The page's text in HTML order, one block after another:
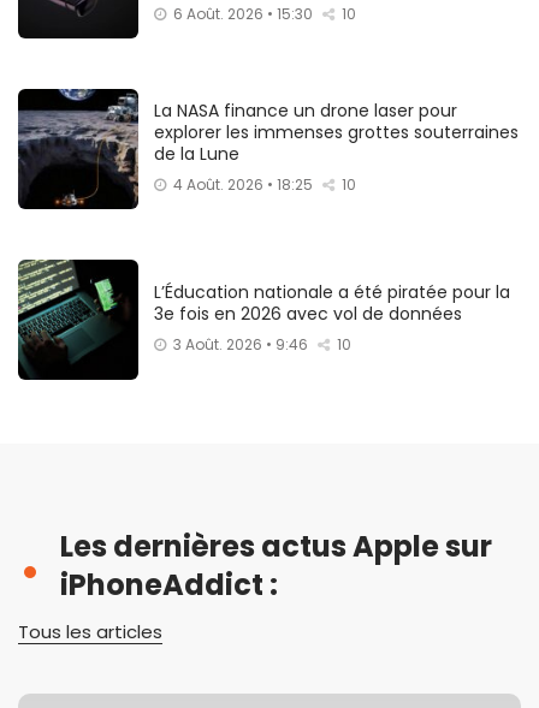
6 Août. 2026 • 15:30 10
La NASA finance un drone laser pour
explorer les immenses grottes souterraines
de la Lune
4 Août. 2026 • 18:25 10
L’Éducation nationale a été piratée pour la
3e fois en 2026 avec vol de données
3 Août. 2026 • 9:46 10
Les dernières actus Apple sur
iPhoneAddict :
Tous les articles